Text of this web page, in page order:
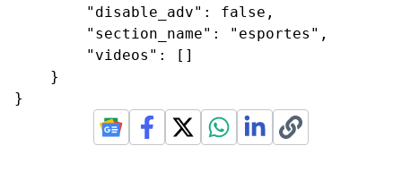
        "disable_adv": false,
        "section_name": "esportes",
        "videos": []
    }
}